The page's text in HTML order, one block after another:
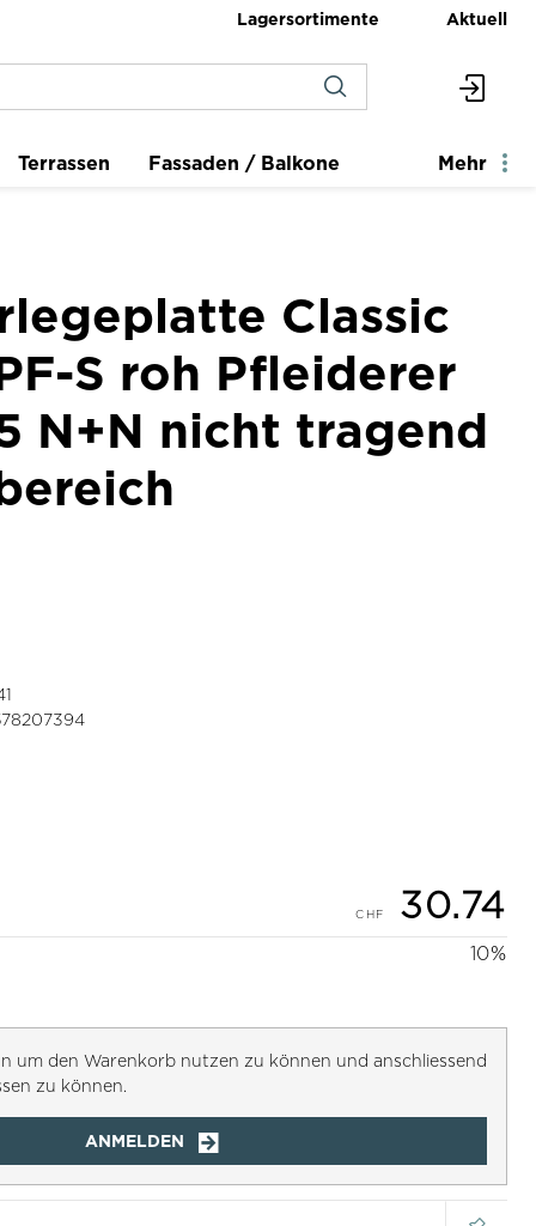
Lagersortimente Aktuell
Terrassen Fassaden / Balkone Mehr
Classic
S roh Pfleiderer
N+N nicht tragend
30.74
10%
um den Warenkorb nutzen zu können und anschliessend
zu können.
ANMELDEN